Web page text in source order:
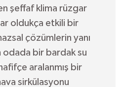
şeffaf klima rüzgar
oldukça etkili bir
çözümlerin yanı
odada bir bardak su
aralanmış bir
sirkülasyonu